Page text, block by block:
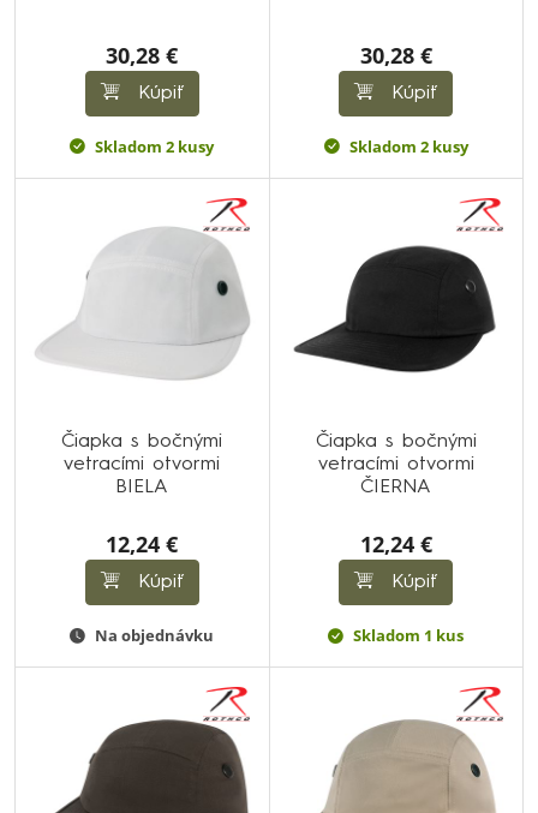
30,28 €
Kúpiť
Skladom 2 kusy
30,28 €
Kúpiť
Skladom 2 kusy
Čiapka s bočnými
vetracími otvormi
BIELA
12,24 €
Kúpiť
Na objednávku
Čiapka s bočnými
vetracími otvormi
ČIERNA
12,24 €
Kúpiť
Skladom 1 kus